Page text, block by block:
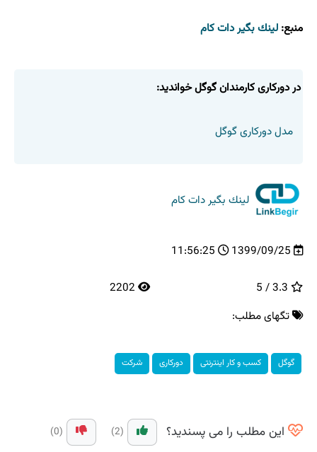
منبع: لینك بگیر دات كام
در دوركاری كارمندان گوگل خواندید:
مدل دورکاری گوگل
لینك بگیر دات كام
1399/09/25
11:56:25
تگهای مطلب:
گوگل كسب و كار اینترنتی دوركاری شركت
این مطلب را می پسندید؟ (2)
(0)